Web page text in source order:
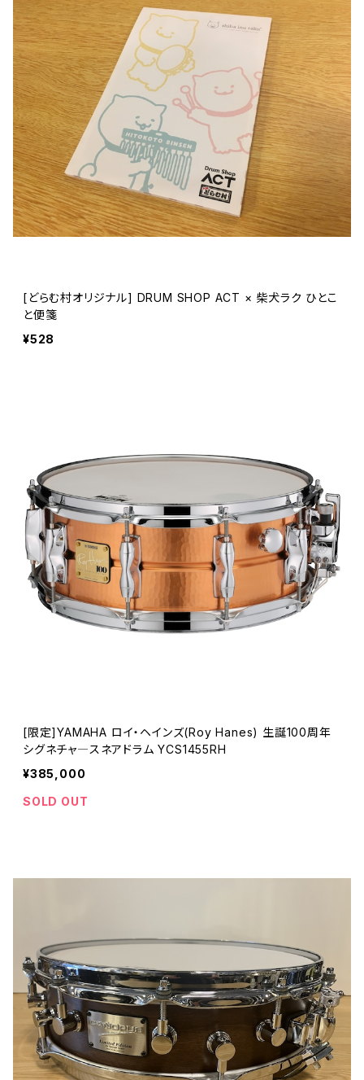
[どらむ村オリジナル] DRUM SHOP ACT × 柴犬ラク ひとこ
と便箋
¥528
[限定]YAMAHA ロイ・ヘインズ(Roy Hanes) 生誕100周年
シグネチャ―スネアドラム YCS1455RH
¥385,000
SOLD OUT